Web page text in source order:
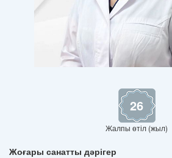
26
Жалпы өтіл (жыл)
Жоғары санатты дәрігер